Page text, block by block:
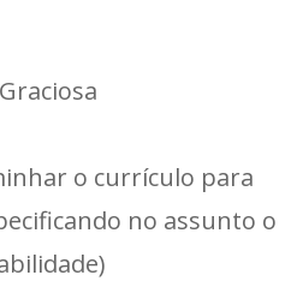
o currículo para
no assunto o